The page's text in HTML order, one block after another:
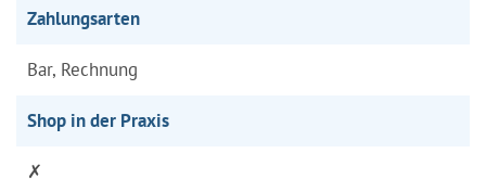
Zahlungsarten
Bar, Rechnung
Shop in der Praxis
✗